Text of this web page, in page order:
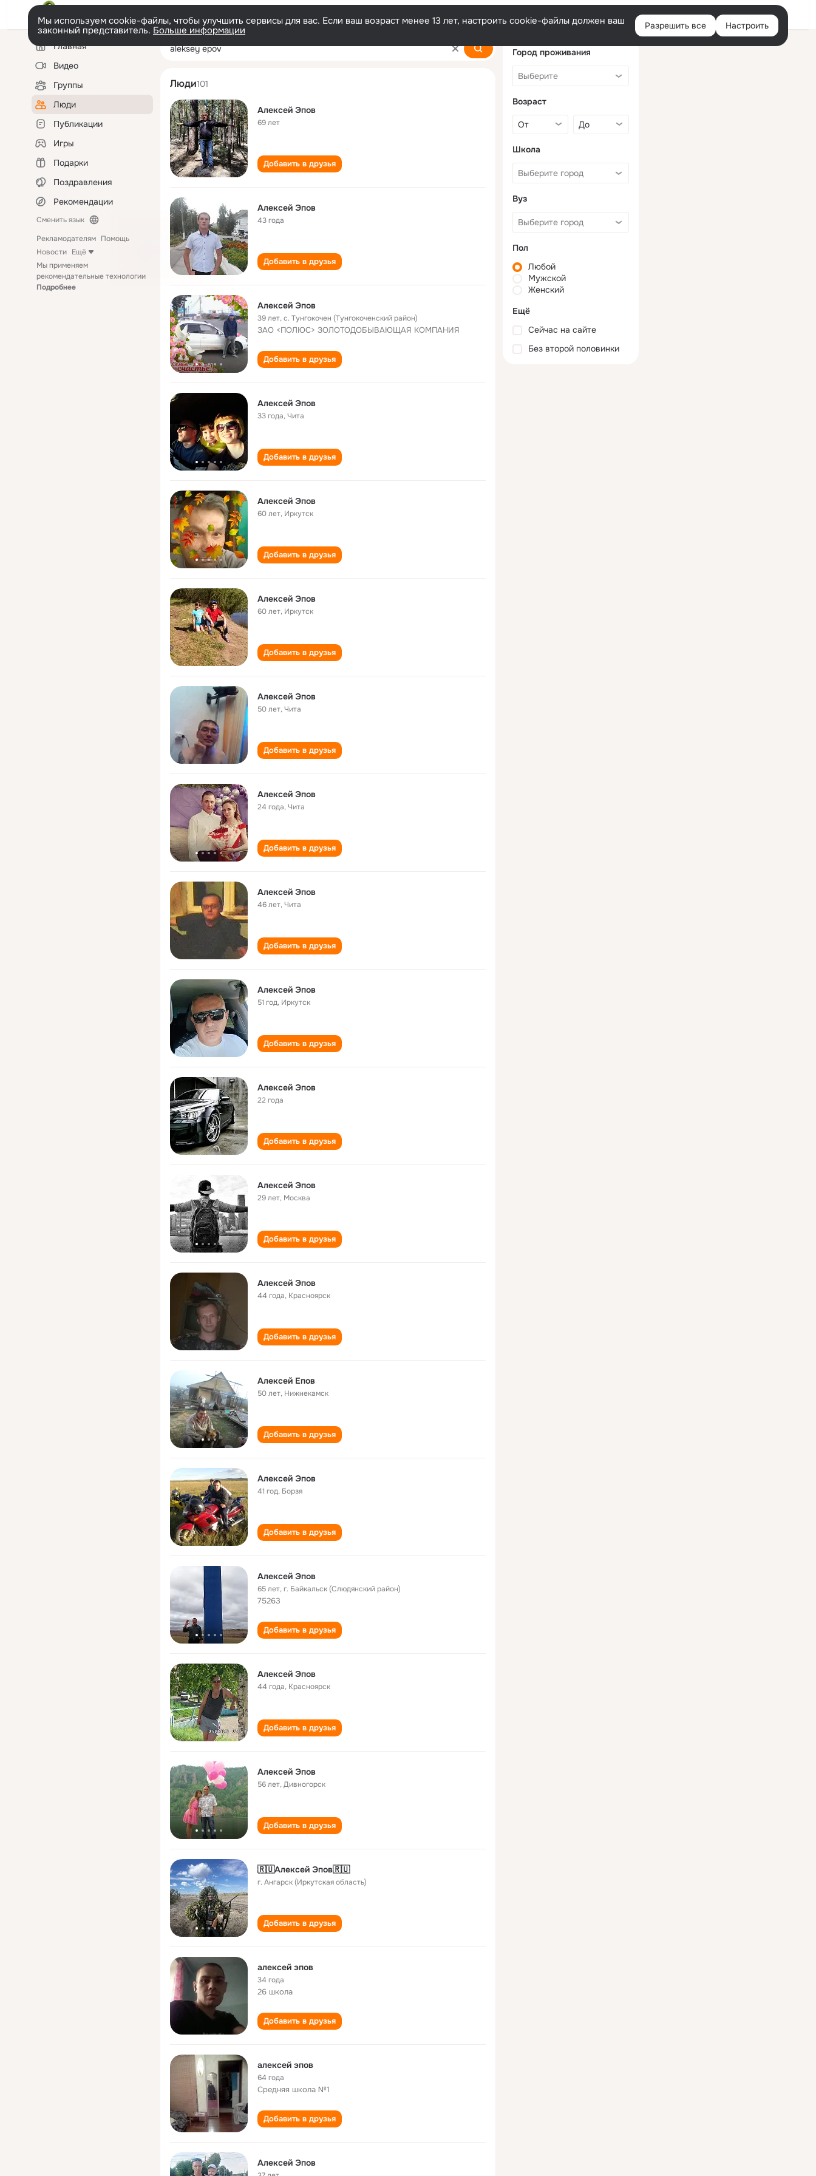
Войти
Мы используем cookie-файлы, чтобы улучшить сервисы для вас. Если ваш возраст менее 13 лет, настроить cookie-файлы должен ваш
законный представитель. Больше информации Разрешить все Настроить
Левая
колонкаГлавная
Видео
Группы
Люди
Публикации
Игры
Подарки
Поздравления
Рекомендации
Сменить язык
Рекламодателям Помощь
Новости Ещё
Мы применяем
рекомендательные технологии
Подробнее
aleksey epov
Люди101
Алексей Эпов
69 лет
Добавить в друзья
Алексей Эпов
43 года
Добавить в друзья
Алексей Эпов
39 лет,с. Тунгокочен (Тунгокоченский район)
ЗАО <ПОЛЮС> ЗОЛОТОДОБЫВАЮЩАЯ КОМПАНИЯ
Добавить в друзья
Алексей Эпов
33 года,Чита
Добавить в друзья
Алексей Эпов
60 лет, Иркутск
Добавить в друзья
Алексей Эпов
60 лет, Иркутск
Добавить в друзья
Алексей Эпов
50 лет,Чита
Добавить в друзья
Алексей Эпов
24 года,Чита
Добавить в друзья
Алексей Эпов
46 лет,Чита
Добавить в друзья
Алексей Эпов
51 год, Иркутск
Добавить в друзья
Алексей Эпов
22 года
Добавить в друзья
Алексей Эпов
29 лет, Москва
Добавить в друзья
Алексей Эпов
44 года, Красноярск
Добавить в друзья
Алексей Епов
50 лет, Нижнекамск
Добавить в друзья
Алексей Эпов
41 год, Борзя
Добавить в друзья
Алексей Эпов
65 лет,г. Байкальск (Слюдянский район)
75263
Добавить в друзья
Алексей Эпов
44 года, Красноярск
Добавить в друзья
Алексей Эпов
56 лет,Дивногорск
Добавить в друзья
🇷🇺Алексей Эпов🇷🇺
г. Ангарск (Иркутская область)
Добавить в друзья
алексей эпов
34 года
26 школа
Добавить в друзья
алексей эпов
64 года
Средняя школа №1
Добавить в друзья
Алексей Эпов
Город проживания
Возраст
Школа
Вуз
Пол
Любой
Мужской
Женский
Ещё
Сейчас на сайте
Без второй половинки